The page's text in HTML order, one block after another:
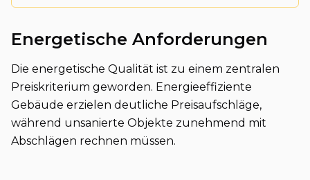
Energetische Anforderungen
Die energetische Qualität ist zu einem zentralen
Preiskriterium geworden. Energieeffiziente
Gebäude erzielen deutliche Preisaufschläge,
während unsanierte Objekte zunehmend mit
Abschlägen rechnen müssen.